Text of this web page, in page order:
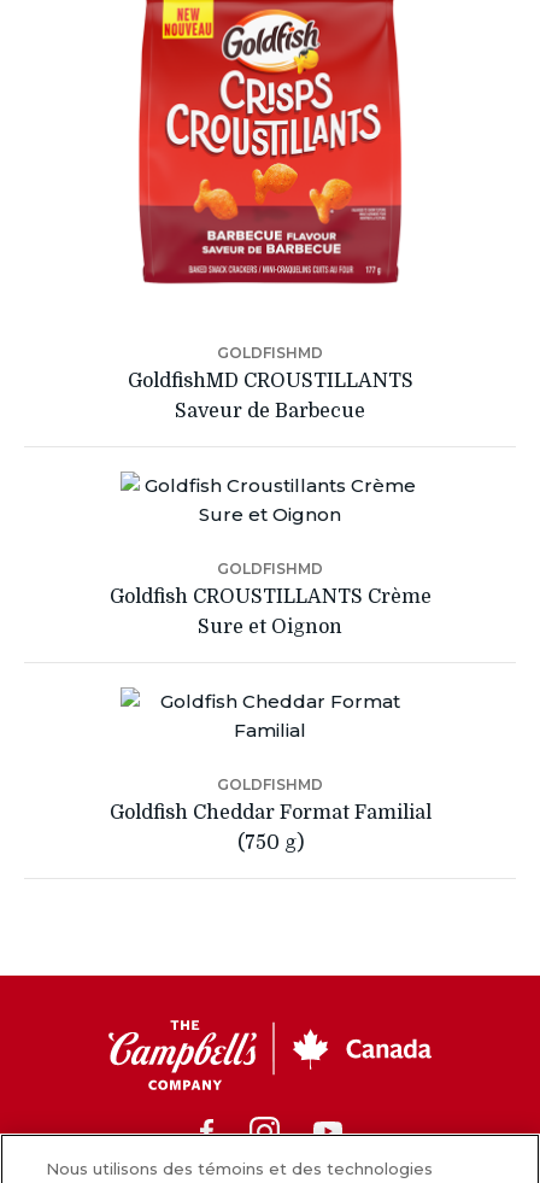
GOLDFISHMD
GoldfishMD CROUSTILLANTS
Saveur de Barbecue
GOLDFISHMD
Goldfish CROUSTILLANTS Crème
Sure et Oignon
GOLDFISHMD
Goldfish Cheddar Format Familial
(750 g)
Canada
FacebookInstagram
Nous utilisons des témoins et des technologies